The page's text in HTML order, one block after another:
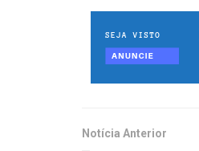
Notícia Anterior